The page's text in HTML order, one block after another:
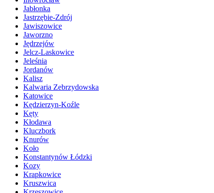
Jabłonka
Jastrzębie-Zdrój
Jawiszowice
Jaworzno
Jędrzejów
Jelcz-Laskowice
Jeleśnia
Jordanów
Kalisz
Kalwaria Zebrzydowska
Katowice
Kędzierzyn-Koźle
Kęty
Kłodawa
Kluczbork
Knurów
Koło
Konstantynów Łódzki
Kozy
Krapkowice
Kruszwica